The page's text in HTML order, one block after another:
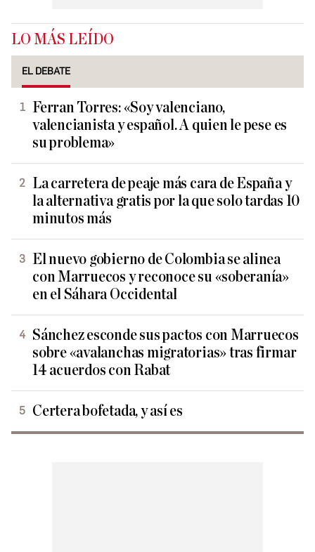
LO MÁS LEÍDO
EL DEBATE
Ferran Torres: «Soy valenciano,
valencianista y español. A quien le pese es
su problema»
La carretera de peaje más cara de España y
la alternativa gratis por la que solo tardas 10
minutos más
El nuevo gobierno de Colombia se alinea
con Marruecos y reconoce su «soberanía»
en el Sáhara Occidental
Sánchez esconde sus pactos con Marruecos
sobre «avalanchas migratorias» tras firmar
14 acuerdos con Rabat
Certera bofetada, y así es